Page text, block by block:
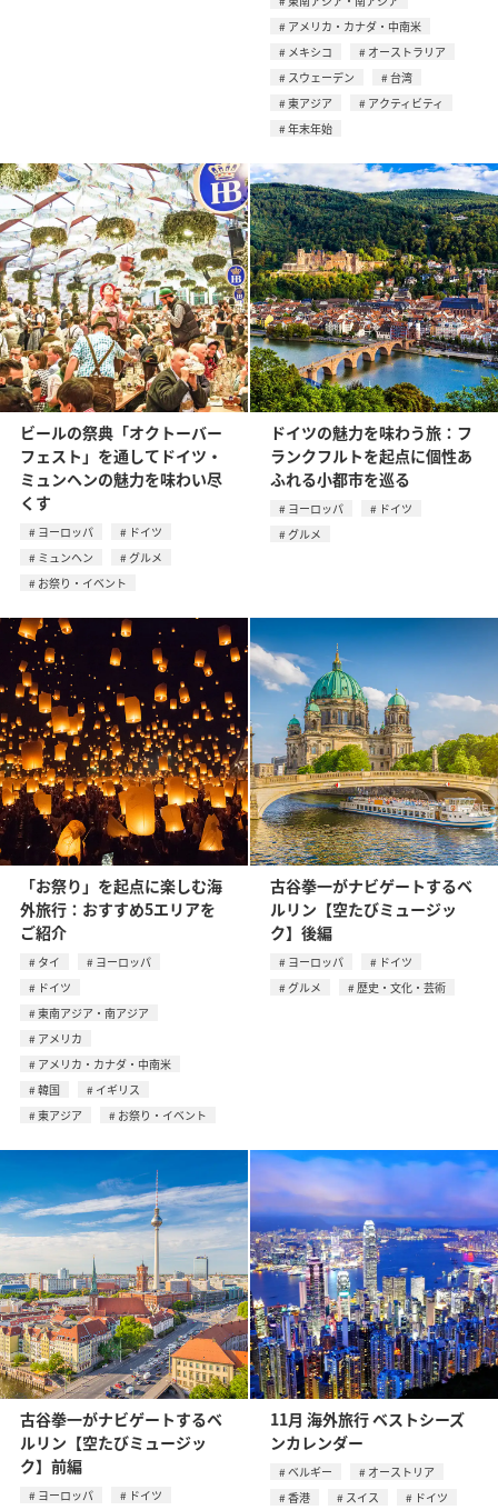
アメリカ・カナダ・中南米
メキシコ
オーストラリア
スウェーデン
台湾
東アジア
アクティビティ
年末年始
ビールの祭典「オクトーバー
フェスト」を通してドイツ・
ミュンヘンの魅力を味わい尽
くす
ヨーロッパ
ドイツ
ミュンヘン
グルメ
お祭り・イベント
ドイツの魅力を味わう旅：フ
ランクフルトを起点に個性あ
ふれる小都市を巡る
ヨーロッパ
ドイツ
グルメ
「お祭り」を起点に楽しむ海
外旅行：おすすめ5エリアを
ご紹介
タイ
ヨーロッパ
ドイツ
東南アジア・南アジア
アメリカ
アメリカ・カナダ・中南米
韓国
イギリス
東アジア
お祭り・イベント
古谷拳一がナビゲートするベ
ルリン【空たびミュージッ
ク】後編
ヨーロッパ
ドイツ
グルメ
歴史・文化・芸術
古谷拳一がナビゲートするベ
ルリン【空たびミュージッ
ク】前編
ヨーロッパ
ドイツ
11月 海外旅行 ベストシーズ
ンカレンダー
ベルギー
オーストリア
香港
スイス
ドイツ